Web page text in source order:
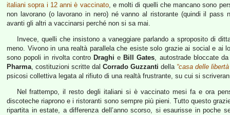
italiani sopra i 12 anni è vaccinato, e molti di quelli che mancano sono
non lavorano (o lavorano in nero) né vanno al ristorante (quindi il pass
avanti gli altri a vaccinarsi perché non si sa mai.
Invece, quelli che insistono a vaneggiare parlando a sproposito di
meno. Vivono in una realtà parallela che esiste solo grazie ai social e ai
sono popoli in rivolta contro Draghi e Bill Gates, autostrade bloccate
Pharma, costituzioni scritte dalCorrado Guzzanti della “casa delle
psicosi collettiva legata al rifiuto di una realtà frustrante, su cui si
Nel frattempo, il resto degli italiani si è vaccinato mesi fa e ora
discoteche riaprono e i ristoranti sono sempre più pieni. Tutto questo
ripartita in estate, a differenza dell’anno scorso, si esaurisse in poche